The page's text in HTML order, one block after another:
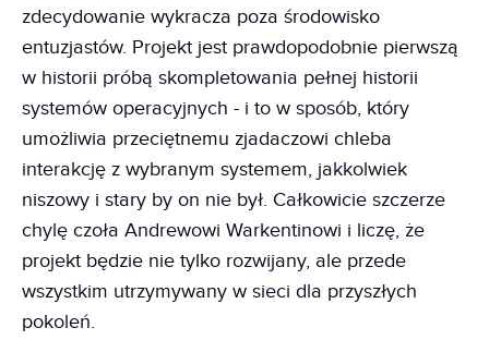
zdecydowanie wykracza poza środowisko
entuzjastów. Projekt jest prawdopodobnie pierwszą
w historii próbą skompletowania pełnej historii
systemów operacyjnych - i to w sposób, który
umożliwia przeciętnemu zjadaczowi chleba
interakcję z wybranym systemem, jakkolwiek
niszowy i stary by on nie był. Całkowicie szczerze
chylę czoła Andrewowi Warkentinowi i liczę, że
projekt będzie nie tylko rozwijany, ale przede
wszystkim utrzymywany w sieci dla przyszłych
pokoleń.